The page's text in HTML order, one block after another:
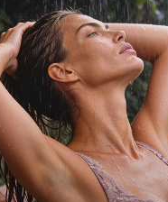
Дополнить образ
Забронировать в магазине